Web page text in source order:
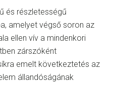
és részletességű
amelyet végső soron az
ellen vív a mindenkori
zárszóként
emelt következtetés az
állandóságának